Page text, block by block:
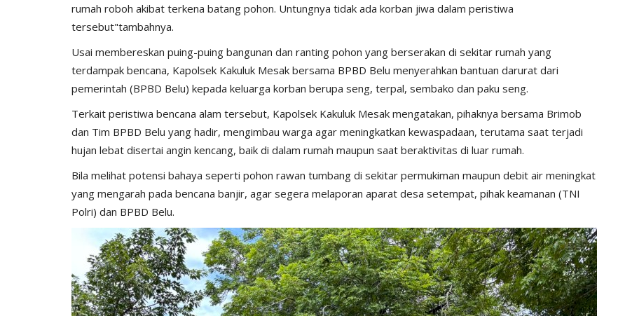
rumah roboh akibat terkena batang pohon. Untungnya tidak ada korban jiwa dalam peristiwa
tersebut"tambahnya.
Usai membereskan puing-puing bangunan dan ranting pohon yang berserakan di sekitar rumah yang
terdampak bencana, Kapolsek Kakuluk Mesak bersama BPBD Belu menyerahkan bantuan darurat dari
pemerintah (BPBD Belu) kepada keluarga korban berupa seng, terpal, sembako dan paku seng.
Terkait peristiwa bencana alam tersebut, Kapolsek Kakuluk Mesak mengatakan, pihaknya bersama Brimob
dan Tim BPBD Belu yang hadir, mengimbau warga agar meningkatkan kewaspadaan, terutama saat terjadi
hujan lebat disertai angin kencang, baik di dalam rumah maupun saat beraktivitas di luar rumah.
Bila melihat potensi bahaya seperti pohon rawan tumbang di sekitar permukiman maupun debit air meningkat
yang mengarah pada bencana banjir, agar segera melaporan aparat desa setempat, pihak keamanan (TNI
Polri) dan BPBD Belu.
Korupsi Polri
Polri dan Media Bersinergi Berbagi Takjil
Serentak di Seluruh...
Kasat Lantas Polres Belu Urai
Kronologis Laka Lantas Di...